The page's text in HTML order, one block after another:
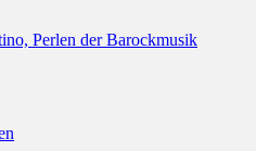
Perlen der Barockmusik